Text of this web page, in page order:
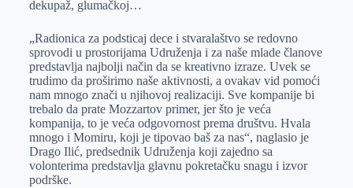
dekupaž, glumačkoj…
„Radionica za podsticaj dece i stvaralaštvo se redovno
sprovodi u prostorijama Udruženja i za naše mlade članove
predstavlja najbolji način da se kreativno izraze. Uvek se
trudimo da proširimo naše aktivnosti, a ovakav vid pomoći
nam mnogo znači u njihovoj realizaciji. Sve kompanije bi
trebalo da prate Mozzartov primer, jer što je veća
kompanija, to je veća odgovornost prema društvu. Hvala
mnogo i Momiru, koji je tipovao baš za nas“, naglasio je
Drago Ilić, predsednik Udruženja koji zajedno sa
volonterima predstavlja glavnu pokretačku snagu i izvor
podrške.